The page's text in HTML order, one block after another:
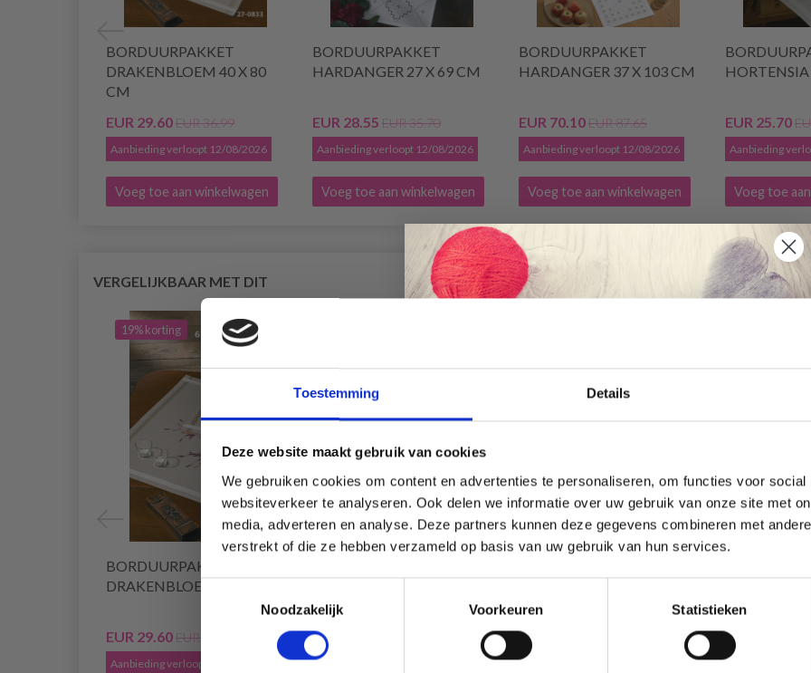
Toestemming Details
Deze website maakt gebruik van cookies
We gebruiken cookies om content en advertenties te personaliseren, om functies voor social
websiteverkeer te analyseren. Ook delen we informatie over uw gebruik van onze site met
media, adverteren en analyse. Deze partners kunnen deze gegevens combineren met
verstrekt of die ze hebben verzameld op basis van uw gebruik van hun services.
Toestemmingsselectie
Noodzakelijk
Voorkeuren Statistieken
BORDUURPAKKET
DRAKENBLOEM 40 X 80
CM
EUR 29.60EUR 36.99
Aanbieding verloopt 12/08/2026
Voeg toe aan winkelwagen
BORDUURPAKKET
HARDANGER 27 X 69 CM
EUR 28.55 EUR 35.70
Aanbieding verloopt 12/08/2026
Voeg toe aan winkelwagen
BORDUURPAKKET
HARDANGER 37 X 103 CM
EUR 70.10EUR 87.65
Aanbieding verloopt 12/08/2026
Voeg toe aan winkelwagen
EUR 25.70
Aanbieding
Voeg toe
VERGELIJKBAAR MET DIT
19% korting
BORDUURPAKKET
DRAKENBLOEM 40 X 80 CM
EUR 29.60EUR 36.99
Aanbieding verloopt 12/08/2026
EUR 31.15
Aanbieding verloopt 12/08/2026
EUR 22.50EUR 28.10
Aanbieding verloopt 12/08/2026
Économisez jusqu'à 50 %
offres limitées en vous inscrivant à notre
newsletter gratuite !
Oui, inscrivez-moi !